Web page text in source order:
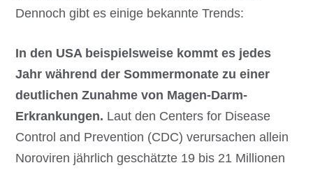
Dennoch gibt es einige bekannte Trends:
In den USA beispielsweise kommt es jedes
Jahr während der Sommermonate zu einer
deutlichen Zunahme von Magen-Darm-
Erkrankungen. Laut den Centers for Disease
Control and Prevention (CDC) verursachen allein
Noroviren jährlich geschätzte 19 bis 21 Millionen